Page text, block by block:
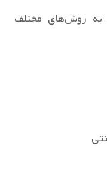
به روش‌های مختلف